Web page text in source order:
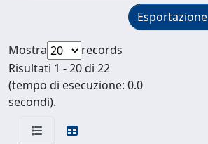
Esportazione
Mostra
records
Risultati 1 - 20 di 22
(tempo di esecuzione: 0.0
secondi).